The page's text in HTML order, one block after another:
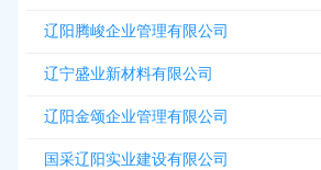
辽阳腾峻企业管理有限公司
辽宁盛业新材料有限公司
辽阳金颂企业管理有限公司
国采辽阳实业建设有限公司